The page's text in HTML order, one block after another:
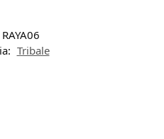
RAYA06
Tribale